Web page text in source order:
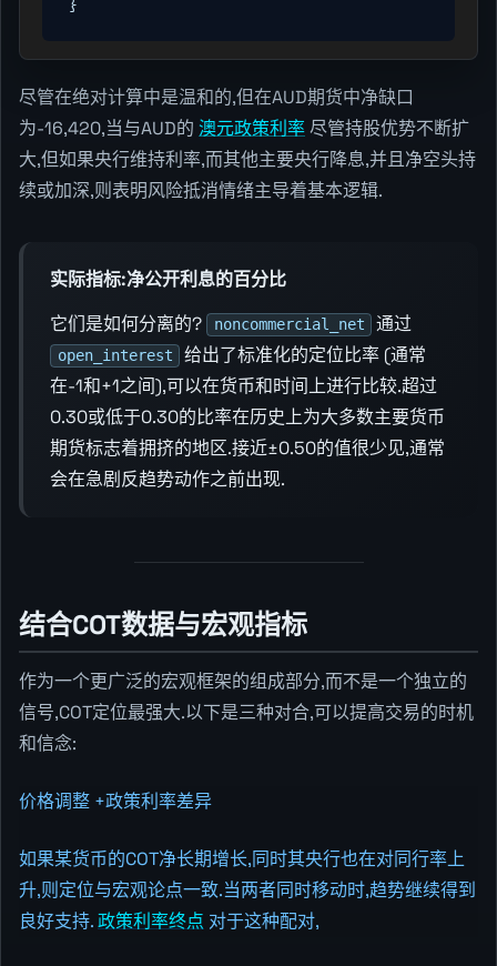
}
尽管在绝对计算中是温和的,但在AUD期货中净缺口
为-16,420,当与AUD的 澳元政策利率尽管持股优势不断扩
大,但如果央行维持利率,而其他主要央行降息,并且净空头持
续或加深,则表明风险抵消情绪主导着基本逻辑.
实际指标:净公开利息的百分比
它们是如何分离的?
noncommercial_net 通过
open_interest
给出了标准化的定位比率 (通常
在-1和+1之间),可以在货币和时间上进行比较.超过
0.30或低于0.30的比率在历史上为大多数主要货币
期货标志着拥挤的地区.接近±0.50的值很少见,通常
会在急剧反趋势动作之前出现.
结合COT数据与宏观指标
作为一个更广泛的宏观框架的组成部分,而不是一个独立的
信号,COT定位最强大.以下是三种对合,可以提高交易的时机
和信念:
价格调整 +政策利率差异
如果某货币的COT净长期增长,同时其央行也在对同行率上
升,则定位与宏观论点一致.当两者同时移动时,趋势继续得到
良好支持.政策利率终点 对于这种配对,